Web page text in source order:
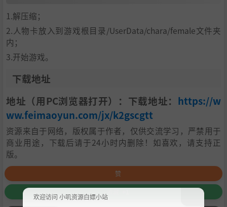
1.解压缩；
2.人物卡放入到游戏根目录/UserData/chara/female文件夹
内；
3.开始游戏。
下载地址
地址（用PC浏览器打开）：下载地址： https://w
ww.feimaoyun.com/jx/k2gscgtt
资源来自于网络，版权属于作者，仅供交流学习，严禁用于
商业用途，下载后请于24小时内删除！如喜欢，请支持正
版。
赞
欢迎访问 小叽资源白嫖小站